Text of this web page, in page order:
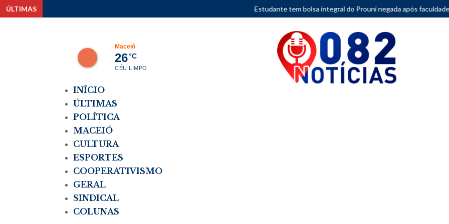
ÚLTIMAS Estudante tem bolsa integral do Prouni negada após faculdade considerar
Maceió
26°C
CÉU LIMPO
INÍCIO
ÚLTIMAS
POLÍTICA
MACEIÓ
CULTURA
ESPORTES
COOPERATIVISMO
GERAL
SINDICAL
COLUNAS